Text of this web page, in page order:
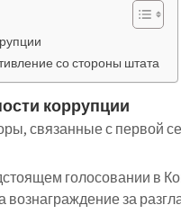
со стороны штата
коррупции
связанные с первой
голосовании в
вознаграждение за